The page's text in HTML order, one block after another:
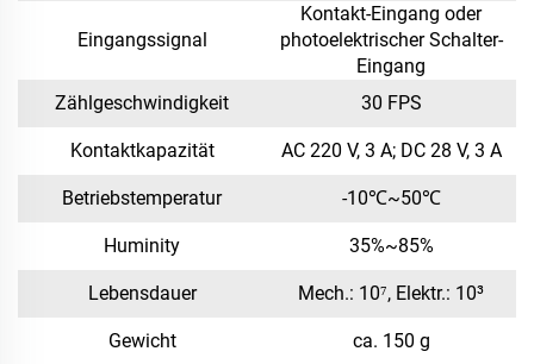
Eingangssignal
Kontakt-Eingang oder
photoelektrischer Schalter-
Eingang
Zählgeschwindigkeit
30 FPS
Kontaktkapazität AC 220 V, 3 A; DC 28 V, 3 A
Betriebstemperatur -10℃~50℃
Huminity 35%~85%
Lebensdauer Mech.: 10⁷, Elektr.: 10³
Gewicht ca. 150 g